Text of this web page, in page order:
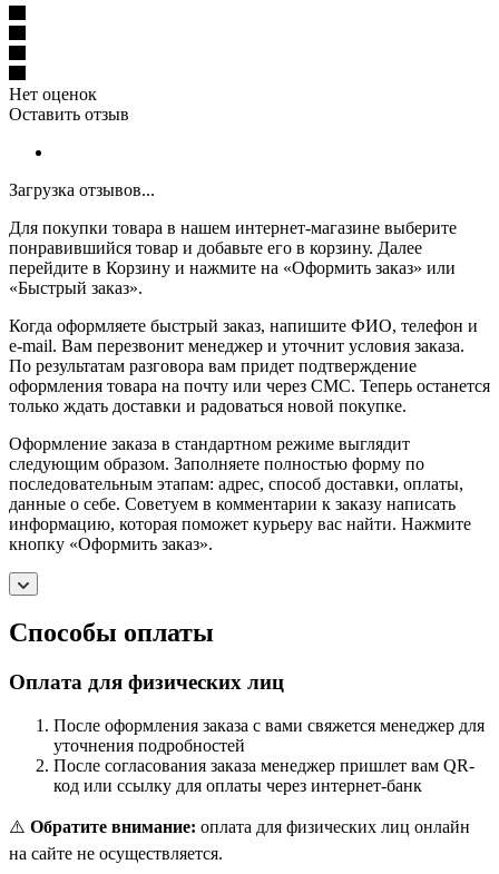
Нет оценок
Оставить отзыв
Загрузка отзывов...
Для покупки товара в нашем интернет-магазине выберите
понравившийся товар и добавьте его в корзину. Далее
перейдите в Корзину и нажмите на «Оформить заказ» или
«Быстрый заказ».
Когда оформляете быстрый заказ, напишите ФИО, телефон и
e-mail. Вам перезвонит менеджер и уточнит условия заказа.
По результатам разговора вам придет подтверждение
оформления товара на почту или через СМС. Теперь останется
только ждать доставки и радоваться новой покупке.
Оформление заказа в стандартном режиме выглядит
следующим образом. Заполняете полностью форму по
последовательным этапам: адрес, способ доставки, оплаты,
данные о себе. Советуем в комментарии к заказу написать
информацию, которая поможет курьеру вас найти. Нажмите
кнопку «Оформить заказ».
Способы оплаты
Оплата для физических лиц
После оформления заказа с вами свяжется менеджер для
уточнения подробностей
После согласования заказа менеджер пришлет вам QR-
код или ссылку для оплаты через интернет-банк
⚠️ Обратите внимание: оплата для физических лиц онлайн
на сайте не осуществляется.